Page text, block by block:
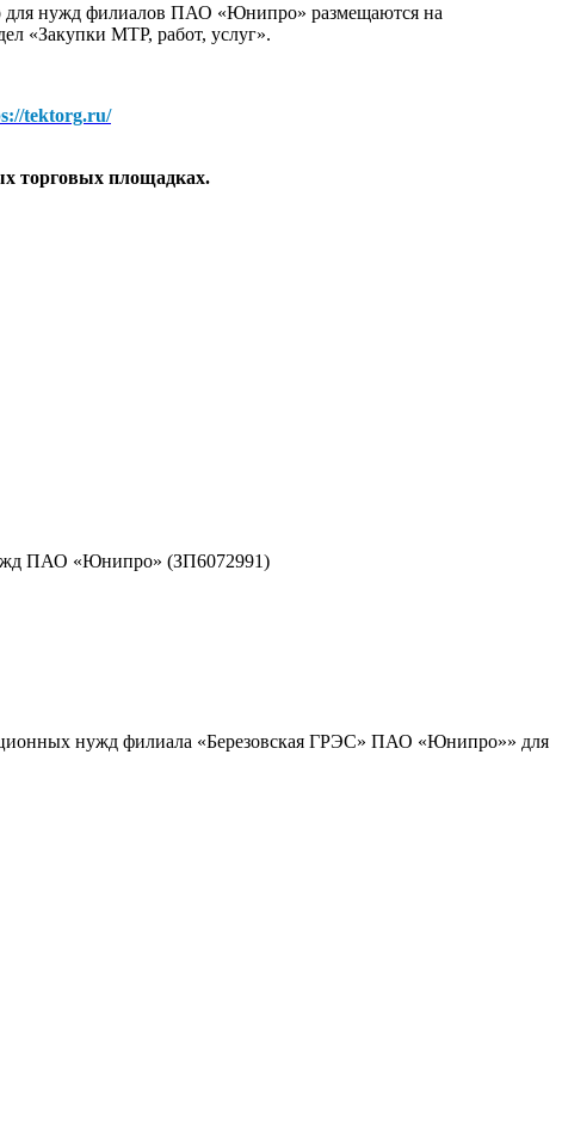
для нужд филиалов ПАО «Юнипро» размещаются на
«Закупки МТР, работ, услуг».
tektorg.ru/
торговых площадках.
ПАО «Юнипро» (ЗП6072991)
нужд филиала «Березовская ГРЭС» ПАО «Юнипро»» для